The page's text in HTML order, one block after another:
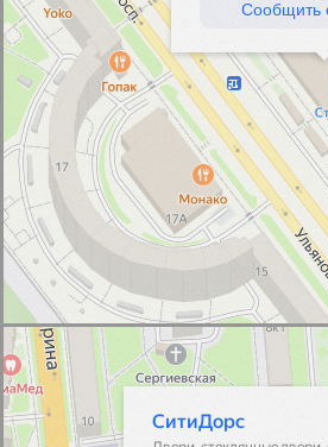
Коллекция дверей Ницца
Коллекция дверей Олимп
Коллекция дверей Скай
Коллекция дверей Статус
Коллекция дверей Урбан
Коллекция дверей Элеганс
Коллекция дверей Тайм
Коллекция дверей Квант
Коллекция дверей Гранд
Где купить
Как заказать
Условия возврата
ПОКУПАТЕЛЯМ
Сертификаты
Производство
Вакансии
О ФАБРИКЕ
АКЦИИ
Июль 2025